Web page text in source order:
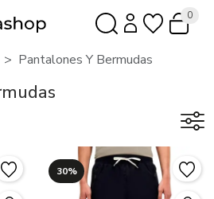
0
Pantalones Y Bermudas
30%